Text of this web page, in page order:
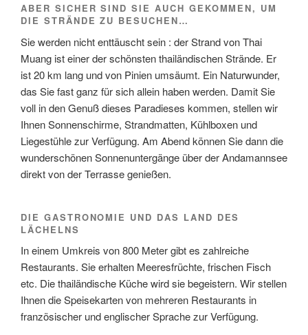
ABER SICHER SIND SIE AUCH GEKOMMEN, UM
DIE STRÄNDE ZU BESUCHEN…
Sie werden nicht enttäuscht sein : der Strand von Thai
Muang ist einer der schönsten thailändischen Strände. Er
ist 20 km lang und von Pinien umsäumt. Ein Naturwunder,
das Sie fast ganz für sich allein haben werden. Damit Sie
voll in den Genuß dieses Paradieses kommen, stellen wir
Ihnen Sonnenschirme, Strandmatten, Kühlboxen und
Liegestühle zur Verfügung. Am Abend können Sie dann die
wunderschönen Sonnenuntergänge über der Andamannsee
direkt von der Terrasse genießen.
DIE GASTRONOMIE UND DAS LAND DES
LÄCHELNS
In einem Umkreis von 800 Meter gibt es zahlreiche
Restaurants. Sie erhalten Meeresfrüchte, frischen Fisch
etc. Die thailändische Küche wird sie begeistern. Wir stellen
Ihnen die Speisekarten von mehreren Restaurants in
französischer und englischer Sprache zur Verfügung.